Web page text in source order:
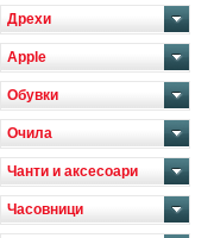
Дрехи
Apple
Обувки
Очила
Чанти и аксесоари
Часовници